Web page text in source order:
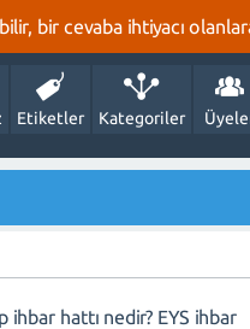
bir cevaba ihtiyacı
Etiketler Kategoriler
hattı nedir? EYS ihbar